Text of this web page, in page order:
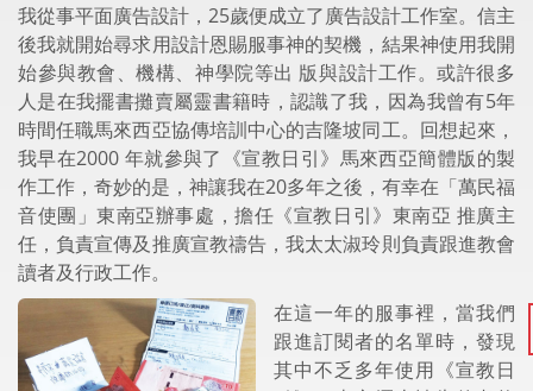
我從事平面廣告設計，25歲便成立了廣告設計工作室。信主
後我就開始尋求用設計恩賜服事神的契機，結果神使用我開
始參與教會、機構、神學院等出 版與設計工作。或許很多
人是在我擺書攤賣屬靈書籍時，認識了我，因為我曾有5年
時間任職馬來西亞協傳培訓中心的吉隆坡同工。回想起來，
我早在2000 年就參與了《宣教日引》馬來西亞簡體版的製
作工作，奇妙的是，神讓我在20多年之後，有幸在「萬民福
音使團」東南亞辦事處，擔任《宣教日引》東南亞 推廣主
任，負責宣傳及推廣宣教禱告，我太太淑玲則負責跟進教會
讀者及行政工作。
在這一年的服事裡，當我們
跟進訂閱者的名單時，發現
其中不乏多年使用《宣教日